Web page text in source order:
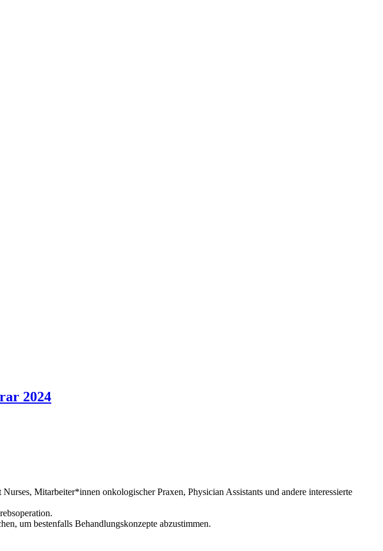
2024
Mitarbeiter*innen onkologischer Praxen, Physician Assistants und andere interessierte
um bestenfalls Behandlungskonzepte abzustimmen.